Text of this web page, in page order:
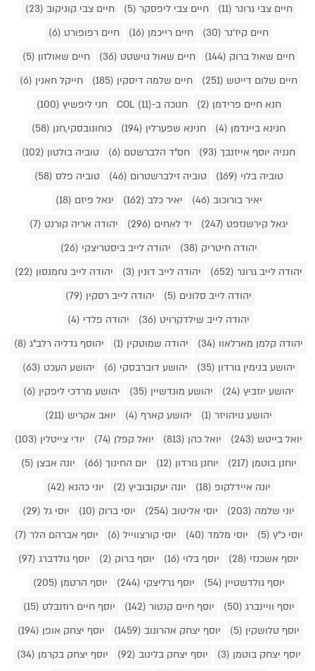
חיים צבי גרונר (11)
חיים צבי ליפסקר (5)
חיים צבי קוניקוב (23)
חיים קיז'נר (30)
חיים רייכמן (16)
חיים רפופורט (6)
חיים שאול ברוק (144)
חיים שאול נוישטט (36)
חיים שאולזון (5)
חיים שלום דייטש (251)
חיים שלמה דיסקין (185)
חייקל חאנין (6)
חנא חיים פרידמן (2)
חנוכה ב-COL (11)
חני ליפשיץ (100)
חנינא ביינדמן (4)
חנינא שפערלין (194)
כוחונובסקי,חנן (58)
חנניה יוסף אייזנבך (93)
חס"ד הלברשטם (6)
טוביה בולטון (102)
טוביה בלוי (169)
טוביה זילברשטרום (46)
טוביה פלס (58)
יאיר בורוכוב (46)
יאיר כלב (162)
יגאל פיזם (18)
יגאל קירשנזפט (247)
יד לאחים (296)
יהודה אריה קורנט (7)
יהודה חיטריק (38)
יהודה לייב ביסטריצקי (26)
יהודה לייב גרונר (652)
יהודה לייב דונין (3)
יהודה לייב נחמנסון (22)
יהודה לייב סלונים (5)
יהודה לייב רסקין (79)
יהודה לייב שילדקרויט (36)
יהודה פלדי (4)
יהודה קלמן מארלאוו (34)
יהודה שמוטקין (1)
יהוסף גדליה רלב"ג (8)
יהושע בנימין גורדון (35)
יהושע דוברבסקי (6)
יהושע העכט (63)
יהושע יוזביץ (24)
יהושע מונדשיין (35)
יהושע מרדכי ליפקין (6)
יהושע נויהויזר (1)
יהושע קארף (4)
יואב אקריש (211)
יואל בייטש (243)
יואל כהן (813) יואל קפלן (74)
יודי צייטלין (103)
יוחנן בוטמן (217)
יוחנן גורדון (12) יום החינוך (66)
יונה אבצן (5)
יונה איידלקופ (18)
יונה יעקובוביץ (2)
יוני כהנא (42)
יוני שלמה (203)
יוסי אליטוב (254) יוסי ברוק (10)
יוסי גל (29)
יוסי כ"ץ (5)
יוסי מלמד (40) יוסי קורצווייל (6)
יוסף אברהם הלר (7)
יוסף אשכנזי (28)
יוסף בלוי (16) יוסף ברוק (2)
יוסף גולדברג (97)
יוסף גולדשטיין (54)
יוסף גרליצקי (244)
יוסף הרטמן (205)
יוסף וויינברג (50)
יוסף חיים קנטור (142)
יוסף חיים רוזנבלט (15)
יוסף טלושקין (5)
יוסף יצחק אהרונוב (1459)
יוסף יצחק אופן (194)
יוסף יצחק בוטמן (3)
יוסף יצחק בלינוב (92)
יוסף יצחק בקרמן (34)